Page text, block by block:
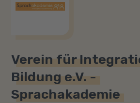
Verein für
Bildung e.V. -
Sprachakademie